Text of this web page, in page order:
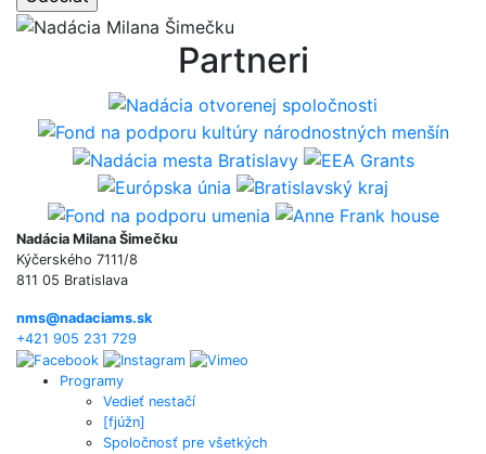
Partneri
Nadácia Milana Šimečku
Kýčerského 7111/8
811 05 Bratislava
nms@nadaciams.sk
+421 905 231 729
Programy
Vedieť nestačí
[fjúžn]
Spoločnosť pre všetkých